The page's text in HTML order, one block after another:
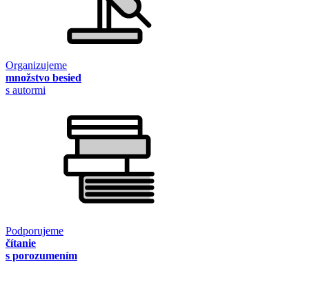
Organizujeme
množstvo besied
s autormi
Podporujeme
čítanie
s porozumením